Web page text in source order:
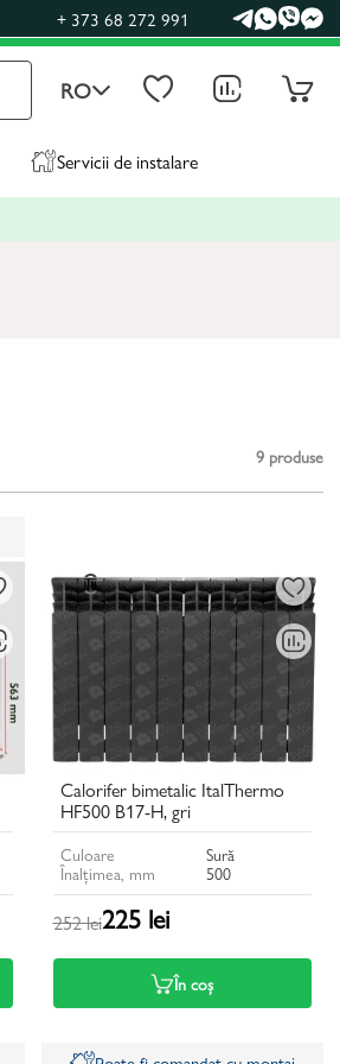
+ 373 68 272 991
RO
Servicii de instalare
9 produse
Calorifer bimetalic ItalThermo
HF500 B17-H, gri
Culoare
Sură
Înalțimea, mm
500
252 lei225 lei
În coș